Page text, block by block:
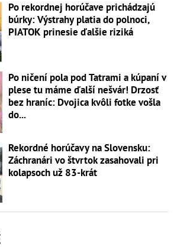
Po rekordnej horúčave prichádzajú
búrky: Výstrahy platia do polnoci,
PIATOK prinesie ďalšie riziká
Po ničení pola pod Tatrami a kúpaní v
plese tu máme ďalší nešvár! Drzosť
bez hraníc: Dvojica kvôli fotke vošla
do...
Rekordné horúčavy na Slovensku:
Záchranári vo štvrtok zasahovali pri
kolapsoch už 83-krát